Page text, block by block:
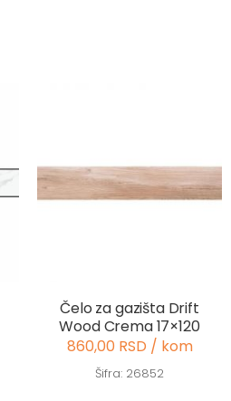
Čelo za gazišta Drift
Wood Crema 17×120
860,00 RSD / kom
Šifra: 26852